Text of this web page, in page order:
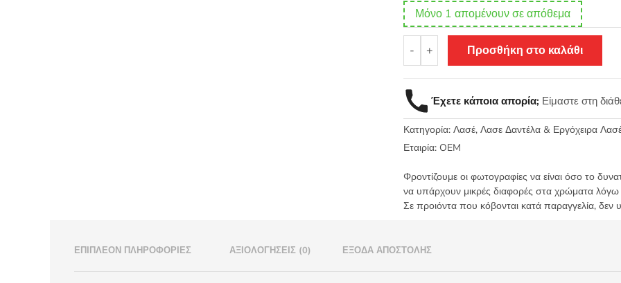
Μόνο 1 απομένουν σε απόθεμα
-
Λασέ
Κεντημάτων
35εκ
Χρυσό
ανοιχτό
735
ποσότητα
+ Προσθήκη στο καλάθι
Έχετε κάποια απορία; Είμαστε στη
Κατηγορία: Λασέ, Λασε Δαντέλα & Εργόχειρα
Εταιρία: OEM
Φροντίζουμε οι φωτογραφίες να είναι όσο το
να υπάρχουν μικρές διαφορές στα χρώματα
Σε προιόντα που κόβονται κατά παραγγελία, δεν
ΕΠΙΠΛΈΟΝ ΠΛΗΡΟΦΟΡΊΕΣ ΑΞΙΟΛΟΓΉΣΕΙΣ (0) ΈΞΟΔΑ ΑΠΟΣΤΟΛΉΣ